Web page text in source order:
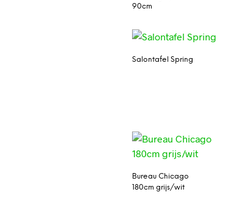
90cm
Salontafel Spring
Bureau Chicago
180cm grijs/wit